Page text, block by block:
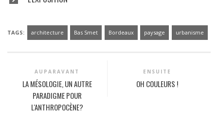
TAGS: architecture Bas Smet Bordeaux paysage urbanisme
AUPARAVANT
LA MÉSOLOGIE, UN AUTRE
PARADIGME POUR
L'ANTHROPOCÈNE?
ENSUITE
OH COULEURS !